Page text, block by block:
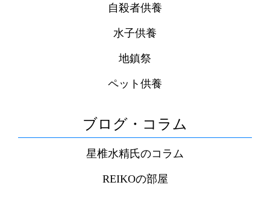
自殺者供養
水子供養
地鎮祭
ペット供養
ブログ・コラム
星椎水精氏のコラム
REIKOの部屋